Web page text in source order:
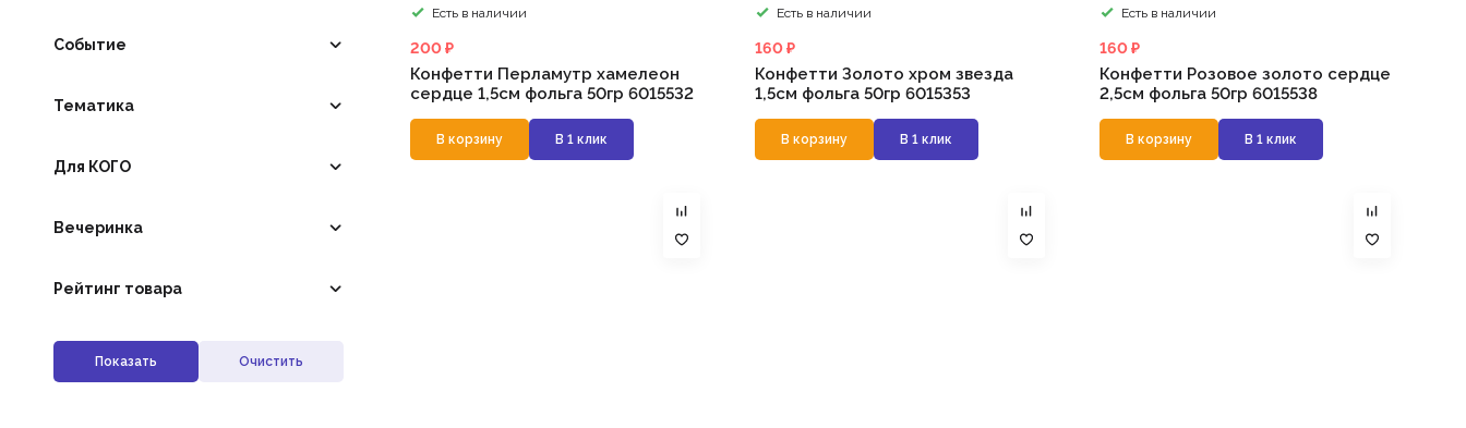
Событие
Тематика
Для КОГО
Вечеринка
Рейтинг товара
Есть в наличии
200 ₽
Конфетти Перламутр хамелеон
сердце 1,5см фольга 50гр 6015532
В корзину В 1 клик
Есть в наличии
160 ₽
Конфетти Золото хром звезда
1,5см фольга 50гр 6015353
В корзину В 1 клик
Есть в наличии
160 ₽
Конфетти Розовое золото сердце
2,5см фольга 50гр 6015538
В корзину В 1 клик